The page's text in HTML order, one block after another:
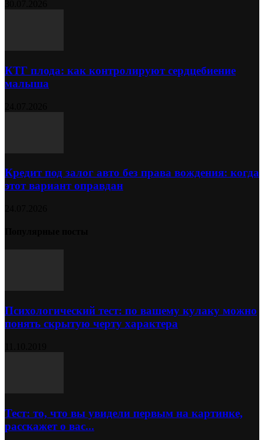
КТГ плода: как контролируют сердцебиение
малыша
Кредит под залог авто без права вождения: когда
этот вариант оправдан
Психологический тест: по вашему кулаку можно
понять скрытую черту характера
Тест: то, что вы увидели первым на картинке,
расскажет о вас...